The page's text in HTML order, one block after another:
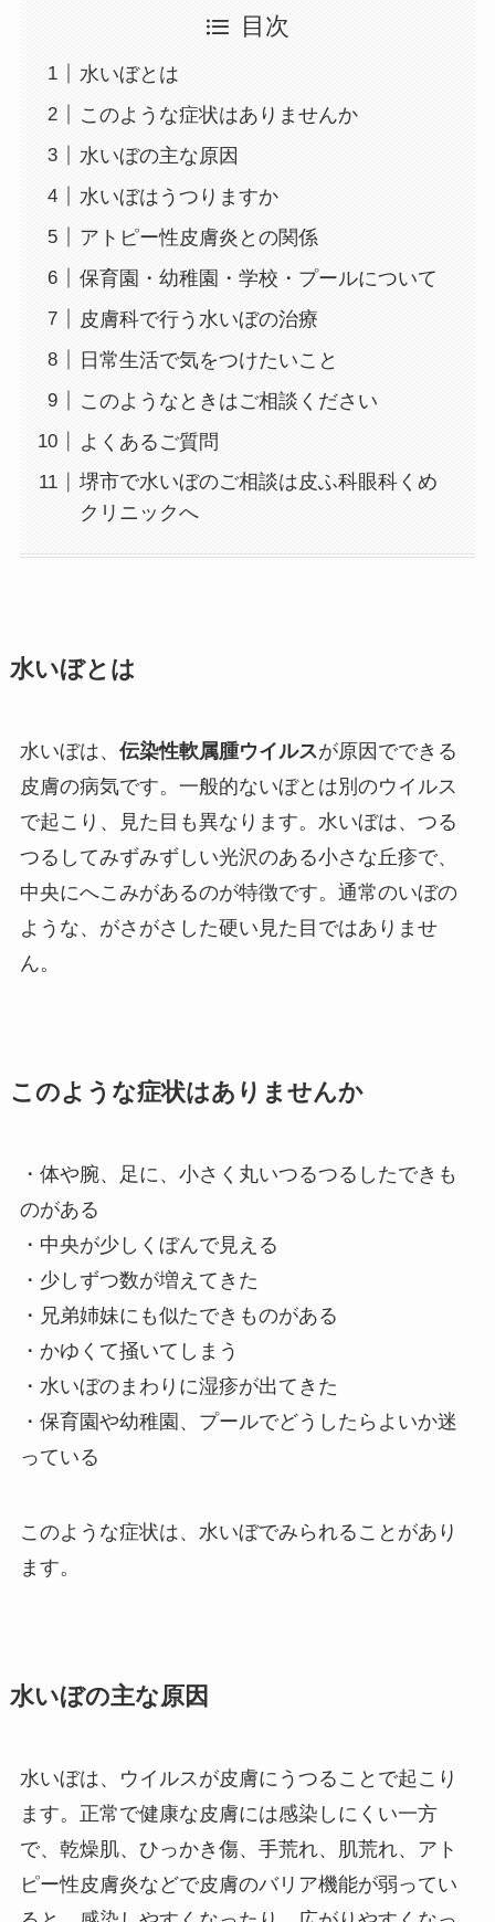
目次
水いぼとは
このような症状はありませんか
水いぼの主な原因
水いぼはうつりますか
アトピー性皮膚炎との関係
保育園・幼稚園・学校・プールについて
皮膚科で行う水いぼの治療
日常生活で気をつけたいこと
このようなときはご相談ください
よくあるご質問
堺市で水いぼのご相談は皮ふ科眼科くめ
クリニックへ
水いぼとは
水いぼは、 伝染性軟属腫ウイルスが原因でできる
皮膚の病気です。一般的ないぼとは別のウイルス
で起こり、見た目も異なります。水いぼは、つる
つるしてみずみずしい光沢のある小さな丘疹で、
中央にへこみがあるのが特徴です。通常のいぼの
ような、がさがさした硬い見た目ではありませ
ん。
このような症状はありませんか
・体や腕、足に、小さく丸いつるつるしたできも
のがある
・中央が少しくぼんで見える
・少しずつ数が増えてきた
・兄弟姉妹にも似たできものがある
・かゆくて掻いてしまう
・水いぼのまわりに湿疹が出てきた
・保育園や幼稚園、プールでどうしたらよいか迷
っている
このような症状は、水いぼでみられることがあり
ます。
水いぼの主な原因
水いぼは、ウイルスが皮膚にうつることで起こり
ます。正常で健康な皮膚には感染しにくい一方
で、乾燥肌、ひっかき傷、手荒れ、肌荒れ、アト
ピー性皮膚炎などで皮膚のバリア機能が弱ってい